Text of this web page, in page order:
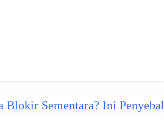
Blokir Sementara? Ini